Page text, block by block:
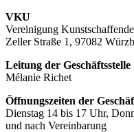
VKU
Vereinigung
Zeller Straße 1, 97082
Leitung der Geschäftsstelle
Mélanie Richet
Öffnungszeiten der
Dienstag 14 bis 17 Uhr,
und nach Vereinbarung